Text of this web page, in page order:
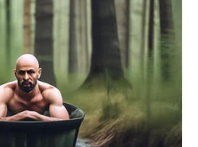
Se acabó la invasión en
Córdoba: 700 familias
salieron del predio La
Rochela en Puerto
Libertador
ARRIENDO